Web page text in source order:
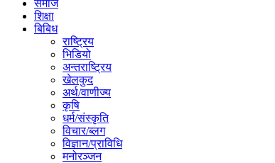
समाज
शिक्षा
बिबिध
राष्ट्रिय
भिडियो
अन्तराष्ट्रिय
खेलकुद
अर्थ/वाणीज्य
कृषि
धर्म/संस्कृति
विचार/ब्लग
विज्ञान/प्राविधि
मनोरञ्जन